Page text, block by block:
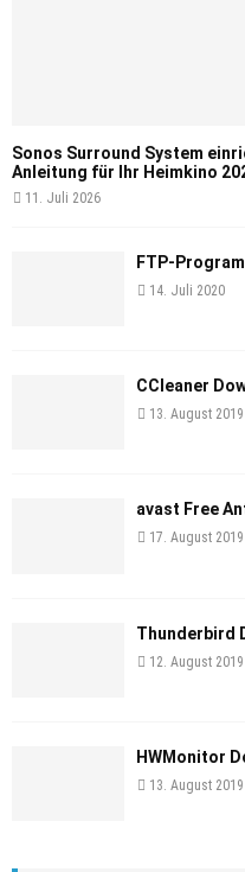
Sonos Surround System
Anleitung für Ihr Heimkino
11. Juli 2026
FTP-
14. Juli 2020
CCleaner
13. August 2019
avast Free
17. August 2019
Thunderbird
12. August 2019
HWMonitor
13. August 2019